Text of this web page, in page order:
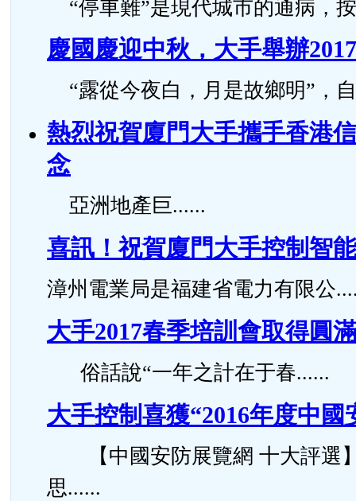
“停車難”是現代城市的通病，
慶國慶迎中秋，大手舉辦
“露從今夜白，月是故鄉明”，
熱烈祝賀廈門大手攜手香港
念
亞洲地產巨......
喜訊！祝賀廈門大手控制
漳州電業局是福建省電力有限公
大手2017春季培訓會取得圓
俗話說“一年之計在于春......
大手控制喜獲“2016年度中
【中國安防展覽網 十大評選】
思......